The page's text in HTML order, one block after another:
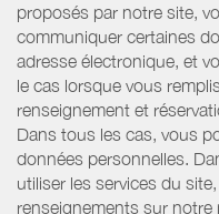
proposés par notre site,
communiquer certaines
adresse électronique, et
le cas lorsque vous
renseignement et
Dans tous les cas, vous
données personnelles.
utiliser les services du
renseignements sur